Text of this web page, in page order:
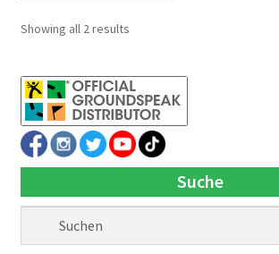
Showing all 2 results
Suche